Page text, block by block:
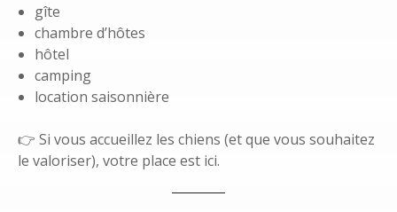
gîte
chambre d’hôtes
hôtel
camping
location saisonnière
👉 Si vous accueillez les chiens (et que vous souhaitez
le valoriser), votre place est ici.